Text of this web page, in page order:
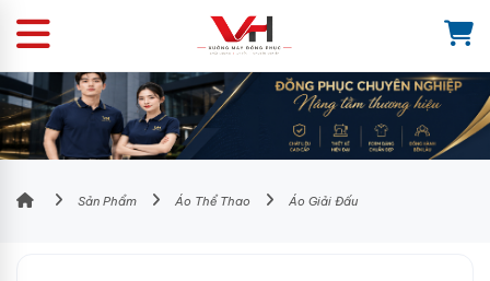
Sản Phẩm Áo Thể Thao Áo Giải Đấu